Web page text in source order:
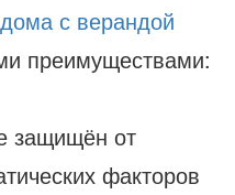
дома с верандой
преимуществами:
защищён от
факторов